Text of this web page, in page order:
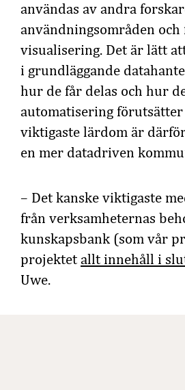
användas av andra
användningsområden
visualisering. Det är lätt
i grundläggande
hur de får delas och hur
automatisering förutsätter
viktigaste lärdom är
en mer datadriven
– Det kanske viktigaste
från verksamheternas
kunskapsbank (som vår
projektet allt innehåll i
Uwe.